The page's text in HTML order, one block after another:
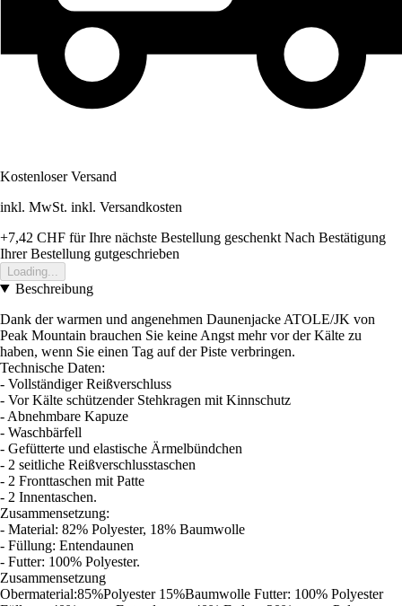
Kostenloser Versand
inkl. MwSt. inkl. Versandkosten
+7,42 CHF für Ihre nächste Bestellung geschenkt Nach Bestätigung
Ihrer Bestellung gutgeschrieben
Loading...
Beschreibung
Dank der warmen und angenehmen Daunenjacke ATOLE/JK von
Peak Mountain brauchen Sie keine Angst mehr vor der Kälte zu
haben, wenn Sie einen Tag auf der Piste verbringen.
Technische Daten:
- Vollständiger Reißverschluss
- Vor Kälte schützender Stehkragen mit Kinnschutz
- Abnehmbare Kapuze
- Waschbärfell
- Gefütterte und elastische Ärmelbündchen
- 2 seitliche Reißverschlusstaschen
- 2 Fronttaschen mit Patte
- 2 Innentaschen.
Zusammensetzung:
- Material: 82% Polyester, 18% Baumwolle
- Füllung: Entendaunen
- Futter: 100% Polyester.
Zusammensetzung
Obermaterial:85%Polyester 15%Baumwolle Futter: 100% Polyester